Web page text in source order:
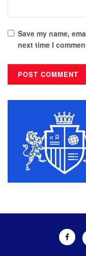
Save my name,
next time I